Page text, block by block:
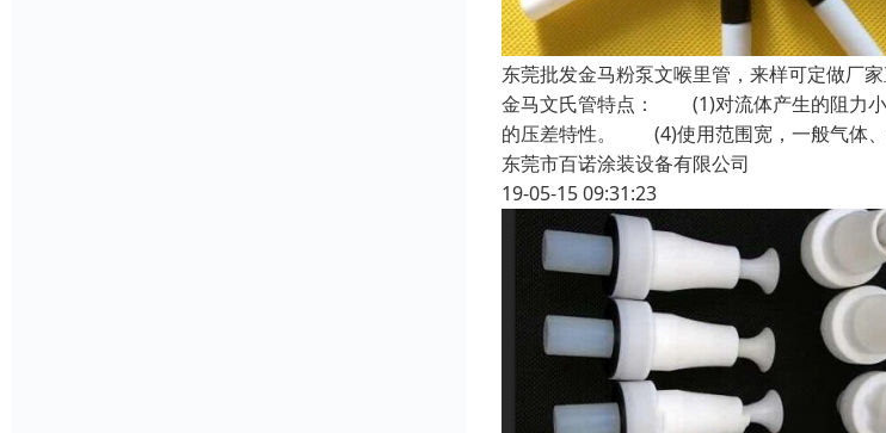
东莞批发金马粉泵文喉里管，来样可定做厂
金马文氏管特点： (1)对流体产生的阻力
的压差特性。 (4)使用范围宽，一般气体
东莞市百诺涂装设备有限公司
19-05-15 09:31:23